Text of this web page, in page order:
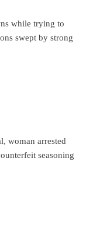
while trying to
swept by strong
woman arrested
seasoning